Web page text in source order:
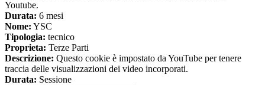
Youtube.
Durata: 6 mesi
Nome: YSC
Tipologia: tecnico
Proprieta: Terze Parti
Descrizione: Questo cookie è impostato da YouTube per tenere
traccia delle visualizzazioni dei video incorporati.
Durata: Sessione